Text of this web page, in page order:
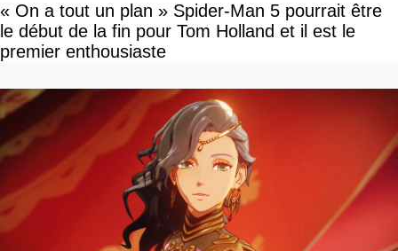
« On a tout un plan » Spider-Man 5 pourrait être
le début de la fin pour Tom Holland et il est le
premier enthousiaste